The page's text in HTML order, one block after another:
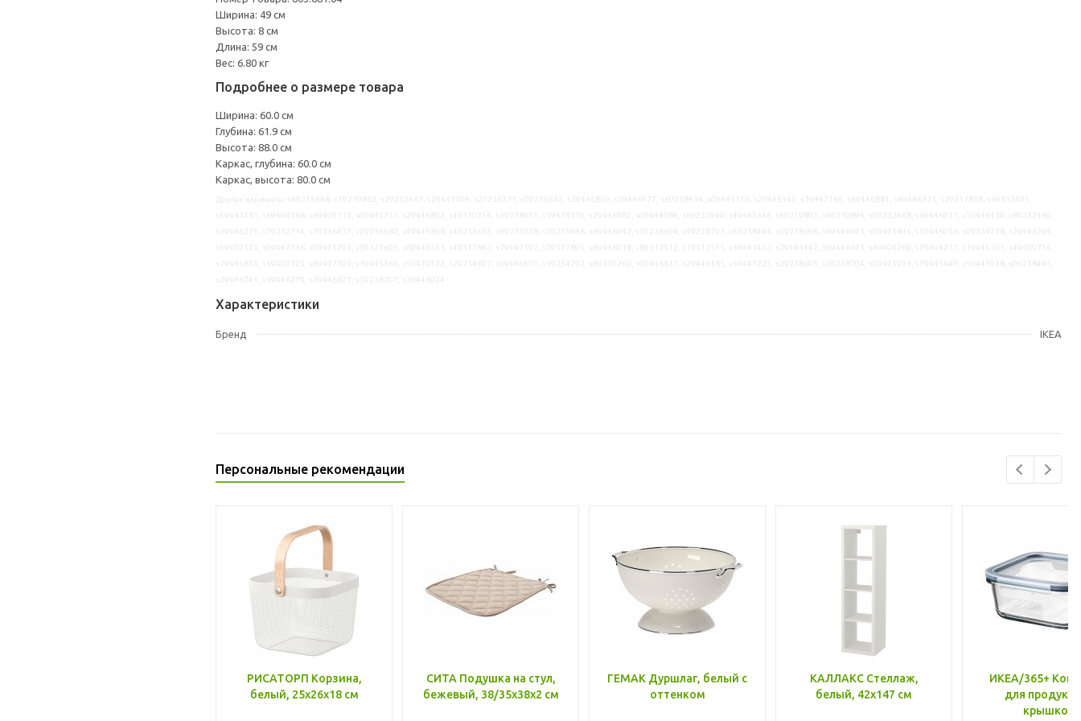
Ширина: 49 см
Высота: 8 см
Длина: 59 см
Вес: 6.80 кг
Подробнее о размере товара
Ширина: 60.0 см
Глубина: 61.9 см
Высота: 88.0 см
Каркас, глубина: 60.0 см
Каркас, высота: 80.0 см
Характеристики
Бренд IKEA
Персональные рекомендации
РИСАТОРП Корзина,
белый, 25x26x18 см
СИТА Подушка на стул,
бежевый, 38/35x38x2 см
ГЕМАК Дуршлаг, белый с
оттенком
КАЛЛАКС Стеллаж,
белый, 42x147 см
ИКЕА/365+
для
крышкой,